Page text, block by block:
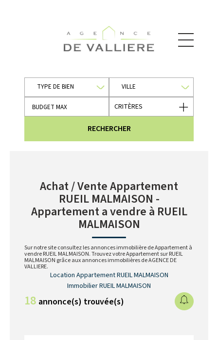
TYPE DE BIEN VILLE
CRITÈRES
RECHERCHER
Achat / Vente Appartement
RUEIL MALMAISON -
Appartement a vendre à RUEIL
MALMAISON
Sur notre site consultez les annonces immobilière de Appartement à
vendre RUEIL MALMAISON. Trouvez votre Appartement sur RUEIL
MALMAISON grâce aux annonces immobilières de AGENCE DE
VALLIERE.
Location Appartement RUEIL MALMAISON
Immobilier RUEIL MALMAISON
18 annonce(s) trouvée(s)